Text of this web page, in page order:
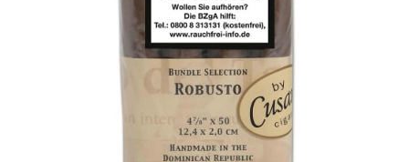
Оформление заказа